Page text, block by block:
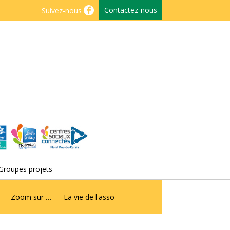
Suivez-nous Contactez-nous
projets
Zoom sur … La vie de l'asso